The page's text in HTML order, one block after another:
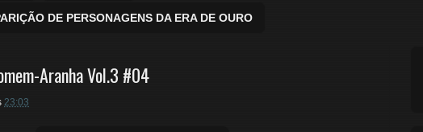
DE PERSONAGENS DA ERA DE OURO
Aranha Vol.3 #04
23:03